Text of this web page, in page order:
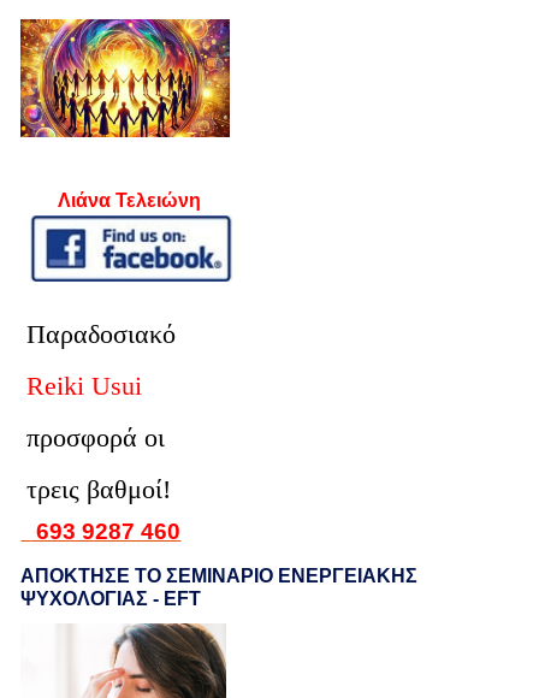
Λιάνα Τελειώνη
Παραδοσιακό
Reiki Usui
προσφορά οι
τρεις βαθμοί!
693 9287 460
ΑΠΟΚΤΗΣΕ ΤΟ ΣΕΜΙΝΑΡΙΟ ΕΝΕΡΓΕΙΑΚΗΣ
ΨΥΧΟΛΟΓΙΑΣ - EFT